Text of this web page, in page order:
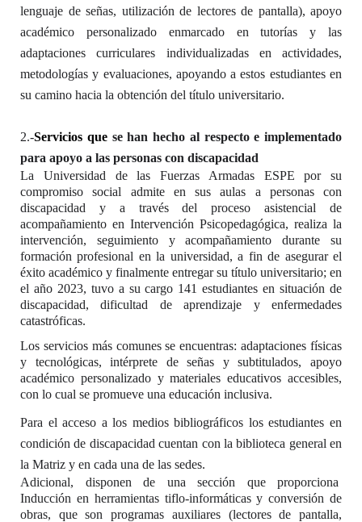
lenguaje de señas, utilización de lectores de pantalla), apoyo
académico personalizado enmarcado en tutorías y las
adaptaciones curriculares individualizadas en actividades,
metodologías y evaluaciones, apoyando a estos estudiantes en
su camino hacia la obtención del título universitario.
2.-Servicios que se han hecho al respecto e implementado
para apoyo a las personas con discapacidad
La Universidad de las Fuerzas Armadas ESPE por su
compromiso social admite en sus aulas a personas con
discapacidad y a través del proceso asistencial de
acompañamiento en Intervención Psicopedagógica, realiza la
intervención, seguimiento y acompañamiento durante su
formación profesional en la universidad, a fin de asegurar el
éxito académico y finalmente entregar su título universitario; en
el año 2023, tuvo a su cargo 141 estudiantes en situación de
discapacidad, dificultad de aprendizaje y enfermedades
catastróficas.
Los servicios más comunes se encuentras: adaptaciones físicas
y tecnológicas, intérprete de señas y subtitulados, apoyo
académico personalizado y materiales educativos accesibles,
con lo cual se promueve una educación inclusiva.
Para el acceso a los medios bibliográficos los estudiantes en
condición de discapacidad cuentan con la biblioteca general en
la Matriz y en cada una de las sedes.
Adicional, disponen de una sección que proporciona
Inducción en herramientas tiflo-informáticas y conversión de
obras, que son programas auxiliares (lectores de pantalla,